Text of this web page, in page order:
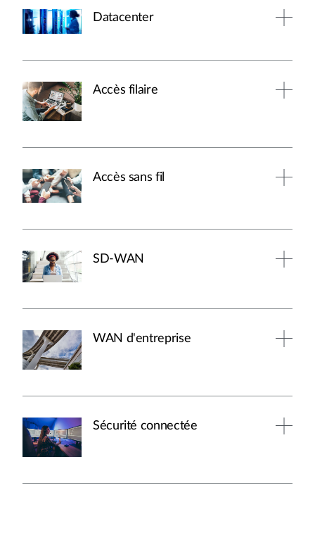
Datacenter
Accès filaire
Accès sans fil
SD-WAN
WAN d'entreprise
Sécurité connectée